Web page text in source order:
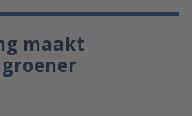
maakt